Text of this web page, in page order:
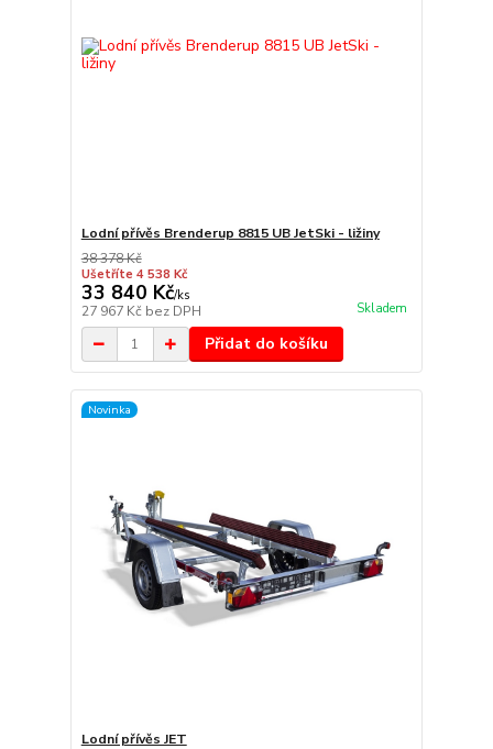
Lodní přívěs Brenderup 8815 UB JetSki - ližiny
38 378 Kč
Ušetříte 4 538 Kč
33 840 Kč/ks
27 967 Kč bez DPH Skladem
Přidat do košíku
Novinka
Lodní přívěs JET